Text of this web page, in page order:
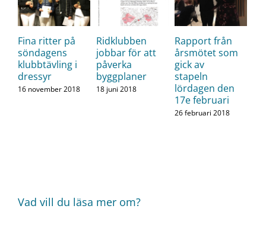
Fina ritter på
söndagens
klubbtävling i
dressyr
16 november 2018
Ridklubben
jobbar för att
påverka
byggplaner
18 juni 2018
Rapport från
årsmötet som
gick av
stapeln
lördagen den
17e februari
26 februari 2018
Vad vill du läsa mer om?